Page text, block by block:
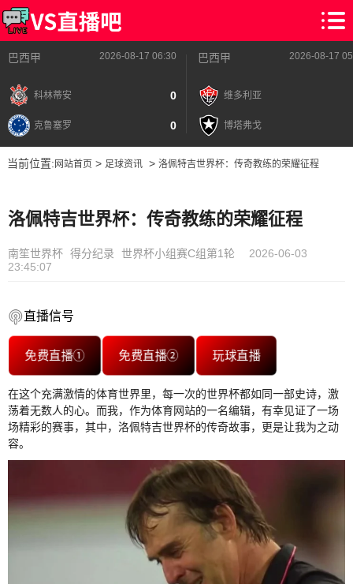
巴西甲 2026-08-17 06:30
科林蒂安 0
克鲁塞罗 0
巴西甲 2026-08-17
维多利亚
博塔弗戈
当前位置: 网站首页> 足球资讯> 洛佩特吉世界杯：传奇教练的荣耀征程
洛佩特吉世界杯：传奇教练的荣耀征程
南笙世界杯 得分纪录 世界杯小组赛C组第1轮
2026-06-03
23:45:07
直播信号
免费直播① 免费直播② 玩球直播
在这个充满激情的体育世界里，每一次的世界杯都如同一部史诗，激
荡着无数人的心。而我，作为体育网站的一名编辑，有幸见证了一场
场精彩的赛事，其中，洛佩特吉世界杯的传奇故事，更是让我为之动
容。